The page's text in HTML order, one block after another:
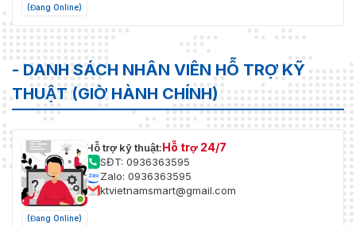
(Đang Online)
- DANH SÁCH NHÂN VIÊN HỖ TRỢ KỸ
THUẬT (GIỜ HÀNH CHÍNH)
(Đang Online)
Hỗ trợ kỹ thuật:Hỗ trợ 24/7
SĐT: 0936363595
Zalo: 0936363595
ktvietnamsmart@gmail.com